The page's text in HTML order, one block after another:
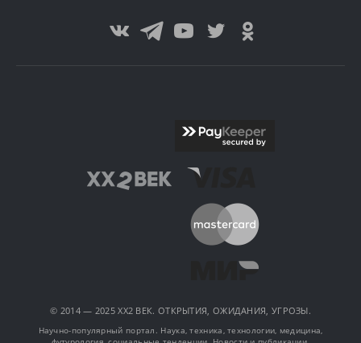
© 2014 — 2025 XX2 ВЕК. ОТКРЫТИЯ, ОЖИДАНИЯ, УГРОЗЫ.
Научно-популярный портал. Наука, техника, технологии, медицина,